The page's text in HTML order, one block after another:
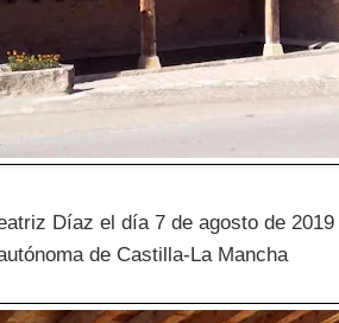
Díaz el día 7 de agosto de
de Castilla-La Mancha